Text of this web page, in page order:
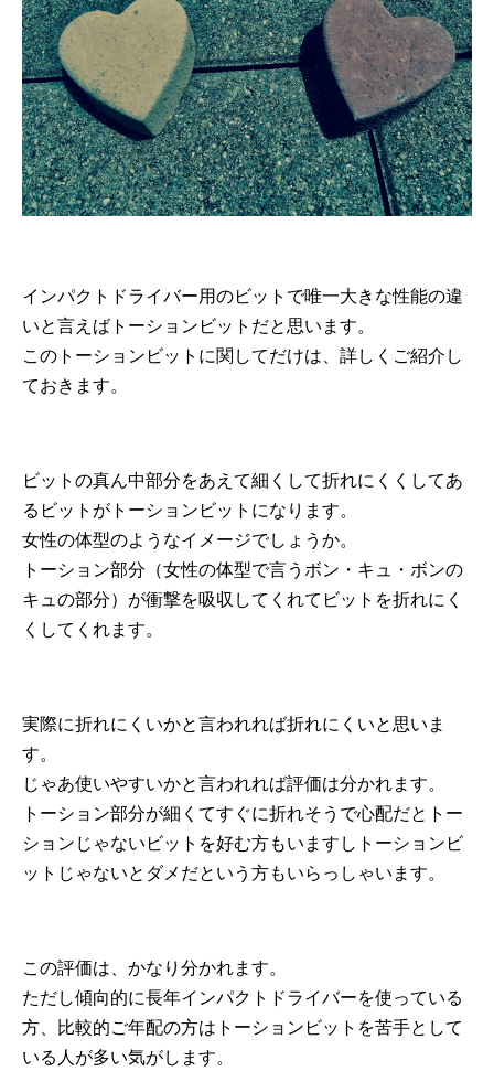
インパクトドライバー用のビットで唯一大きな性能の違
いと言えばトーションビットだと思います。
このトーションビットに関してだけは、詳しくご紹介し
ておきます。
ビットの真ん中部分をあえて細くして折れにくくしてあ
るビットがトーションビットになります。
女性の体型のようなイメージでしょうか。
トーション部分（女性の体型で言うボン・キュ・ボンの
キュの部分）が衝撃を吸収してくれてビットを折れにく
くしてくれます。
実際に折れにくいかと言われれば折れにくいと思いま
す。
じゃあ使いやすいかと言われれば評価は分かれます。
トーション部分が細くてすぐに折れそうで心配だとトー
ションじゃないビットを好む方もいますしトーションビ
ットじゃないとダメだという方もいらっしゃいます。
この評価は、かなり分かれます。
ただし傾向的に長年インパクトドライバーを使っている
方、比較的ご年配の方はトーションビットを苦手として
いる人が多い気がします。